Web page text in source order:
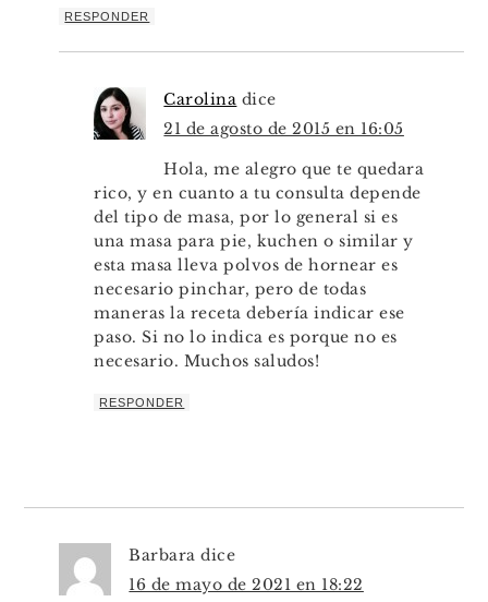
RESPONDER
Carolina dice
21 de agosto de 2015 en 16:05
Hola, me alegro que te quedara
rico, y en cuanto a tu consulta depende
del tipo de masa, por lo general si es
una masa para pie, kuchen o similar y
esta masa lleva polvos de hornear es
necesario pinchar, pero de todas
maneras la receta debería indicar ese
paso. Si no lo indica es porque no es
necesario. Muchos saludos!
RESPONDER
Barbara dice
16 de mayo de 2021 en 18:22